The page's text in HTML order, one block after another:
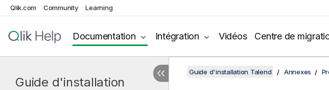
Qlik.com Community Learning
Documentation Intégration Vidéos Centre de
Guide d'installation
Guide d'installation Talend Annexes